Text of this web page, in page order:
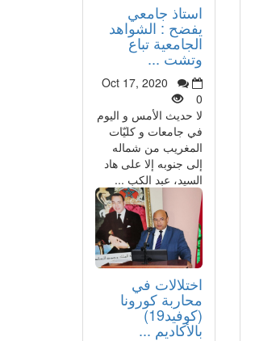
استاذ جامعي
يفضح : الشواهد
الجامعية تباع
وتشت ...
Oct 17, 2020
0
لا حديث الأمس و اليوم
في جامعات و كليّات
المغريب من شماله
إلى جنوبه إلا على هاد
السيد، عبد الكب ...
اختلالات في
محاربة كورونا
(كوفيد19)
بالأكاديم ...